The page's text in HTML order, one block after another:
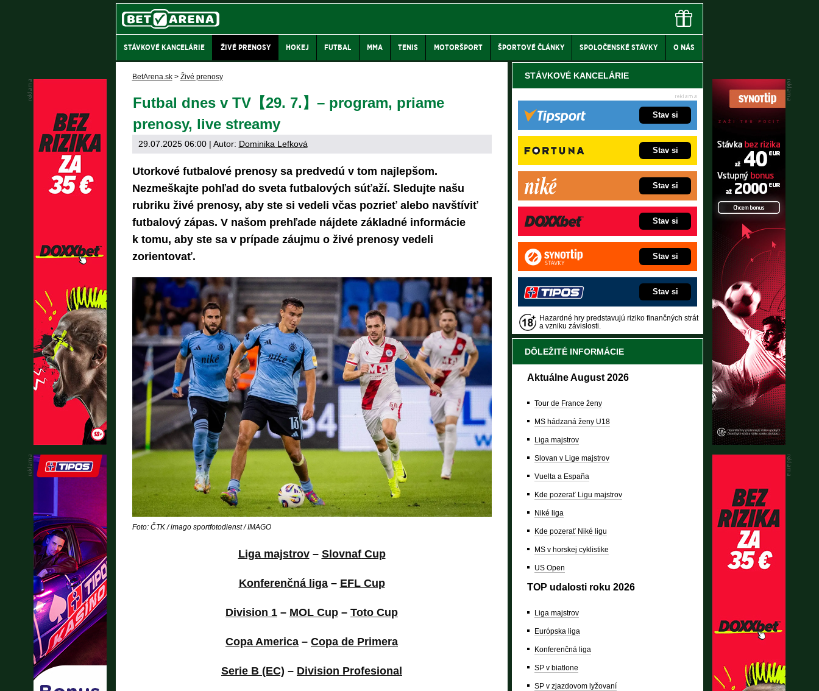
STÁVKOVÉ KANCELÁRIE ŽIVÉ PRENOSY HOKEJ FUTBAL MMA TENIS MOTORŠPORT ŠPORTOVÉ ČLÁNKY SPOLOČENSKÉ STÁVKY O NÁS
BetArena.sk > Živé prenosy
Futbal dnes v TV【29. 7.】– program, priame
prenosy, live streamy
29.07.2025 06:00| Autor: Dominika Lefková
Utorkové futbalové prenosy sa predvedú v tom najlepšom.
Nezmeškajte pohľad do sveta futbalových súťaží. Sledujte našu
rubriku živé prenosy, aby ste si vedeli včas pozrieť alebo navštíviť
futbalový zápas. V našom prehľade nájdete základné informácie
k tomu, aby ste sa v prípade záujmu o živé prenosy vedeli
zorientovať.
Foto: ČTK / imago sportfotodienst / IMAGO
Liga majstrov– SlovnafCup
Konferenčná liga– EFL Cup
Division 1 – MOL Cup – Toto Cup
Copa America – Copa de Primera
Serie B (EC) – Division Profesional
STÁVKOVÉ KANCELÁRIE
Stav si
Stav si
Stav si
Stav si
Stav si
Stav si
Hazardné hry predstavujú riziko finančných strát
a vzniku závislosti.
DÔLEŽITÉ INFORMÁCIE
Aktuálne August 2026
Tour de France ženy
MS hádzaná ženy U18
Liga majstrov
Slovan v Lige majstrov
Vuelta a España
Kde pozerať Ligu majstrov
Niké liga
Kde pozerať Niké ligu
MS v horskej cyklistike
US Open
TOP udalosti roku 2026
Liga majstrov
Európska liga
Konferenčná liga
SP v biatlone
SP v zjazdovom lyžovaní